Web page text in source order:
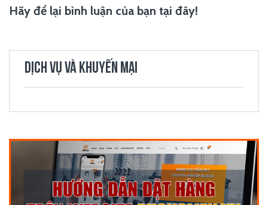
Hãy để lại bình luận của bạn tại đây!
DỊCH VỤ VÀ KHUYẾN MẠI